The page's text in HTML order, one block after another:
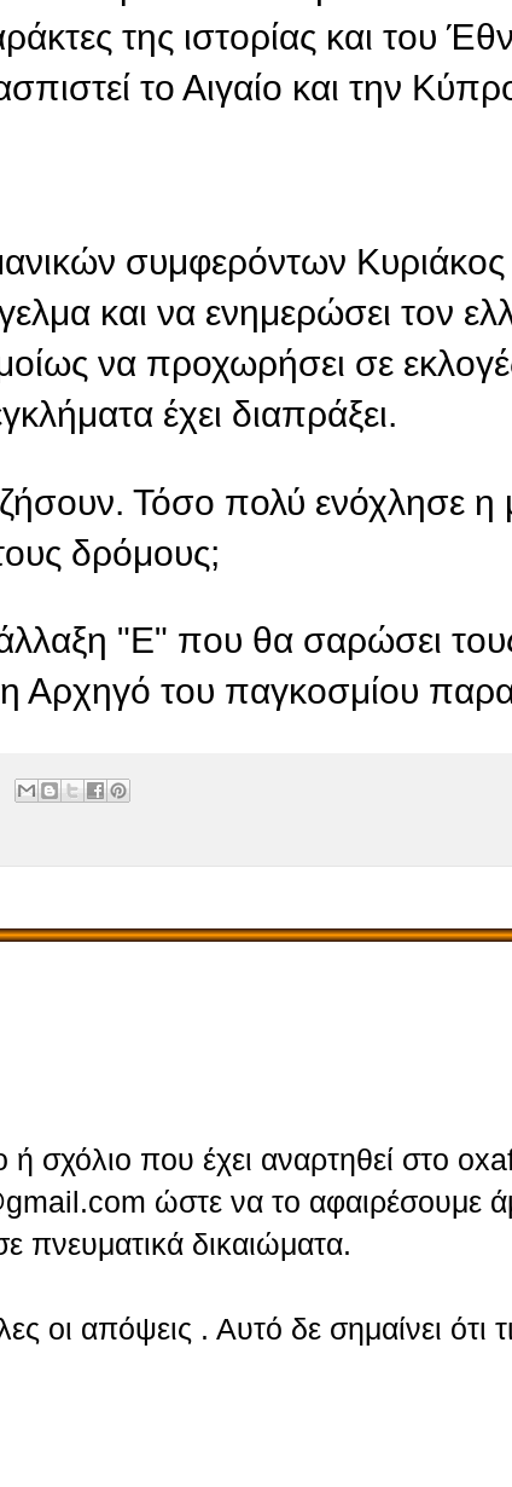
της ιστορίας και του
το Αιγαίο και την
συμφερόντων
και να ενημερώσει τον
να προχωρήσει σε
έχει διαπράξει.
Τόσο πολύ ενόχλησε
δρόμους;
"Ε" που θα σαρώσει
Αρχηγό του παγκοσμίου
ή σχόλιο που έχει αναρτηθεί στο
ώστε να το αφαιρέσουμε
πνευματικά δικαιώματα.
οι απόψεις . Αυτό δε σημαίνει ότι